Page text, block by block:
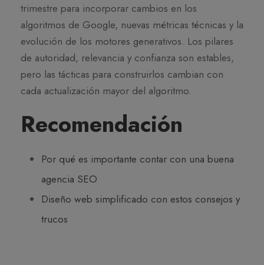
trimestre para incorporar cambios en los
algoritmos de Google, nuevas métricas técnicas y la
evolución de los motores generativos. Los pilares
de autoridad, relevancia y confianza son estables,
pero las tácticas para construirlos cambian con
cada actualización mayor del algoritmo.
Recomendación
Por qué es importante contar con una buena
agencia SEO
Diseño web simplificado con estos consejos y
trucos